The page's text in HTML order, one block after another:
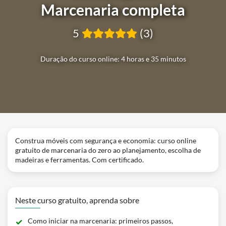
Marcenaria completa
Duração do curso online: 4 horas e 35 minutos
5 (3)
Construa móveis com segurança e economia: curso online
gratuito de marcenaria do zero ao planejamento, escolha de
madeiras e ferramentas. Com certificado.
Neste curso gratuito, aprenda sobre
Como iniciar na marcenaria: primeiros passos,